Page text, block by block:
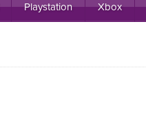
Playstation Xbox